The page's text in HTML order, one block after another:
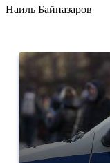
Наиль Байназаров